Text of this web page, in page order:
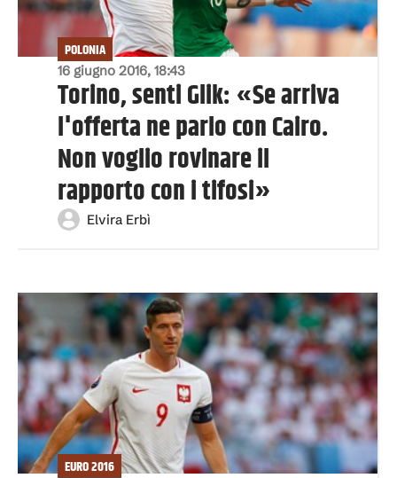
16 giugno 2016, 18:43
POLONIA
Torino, senti Glik: «Se arriva
l'offerta ne parlo con Cairo.
Non voglio rovinare il
rapporto con i tifosi»
Elvira Erbì
EURO 2016